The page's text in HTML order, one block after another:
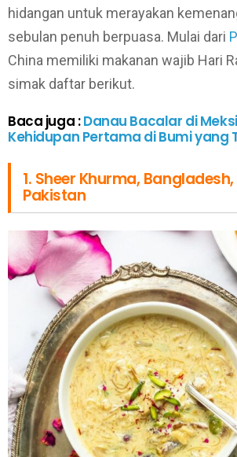
hidangan untuk merayakan
sebulan penuh berpuasa. Mulai dari
China memiliki makanan wajib Hari
simak daftar berikut.
Baca juga :Danau Bacalar di
Kehidupan Pertama di Bumi yang
1. Sheer Khurma,
Pakistan